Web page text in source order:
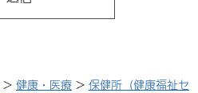
> 健康・医療 > 保健所（健康福祉セ